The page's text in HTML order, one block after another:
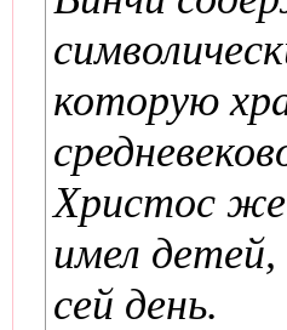
которую
Христос
имел
сей день.